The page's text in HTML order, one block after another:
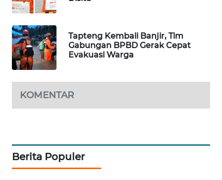
Tapteng Kembali Banjir, Tim
Gabungan BPBD Gerak Cepat
Evakuasi Warga
KOMENTAR
Berita Populer
KONSUMEN
FORWAMKI
ALPERKLINAS
FORJASIDA
SITUNGIR